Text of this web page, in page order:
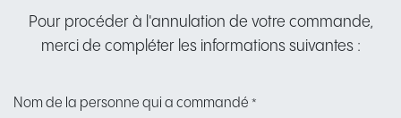
Pour procéder à l'annulation de votre commande,
merci de compléter les informations suivantes :
Nom de la personne qui a commandé *